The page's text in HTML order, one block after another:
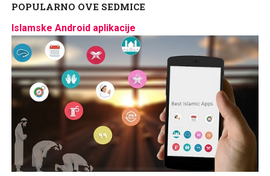
POPULARNO OVE SEDMICE
Islamske Android aplikacije